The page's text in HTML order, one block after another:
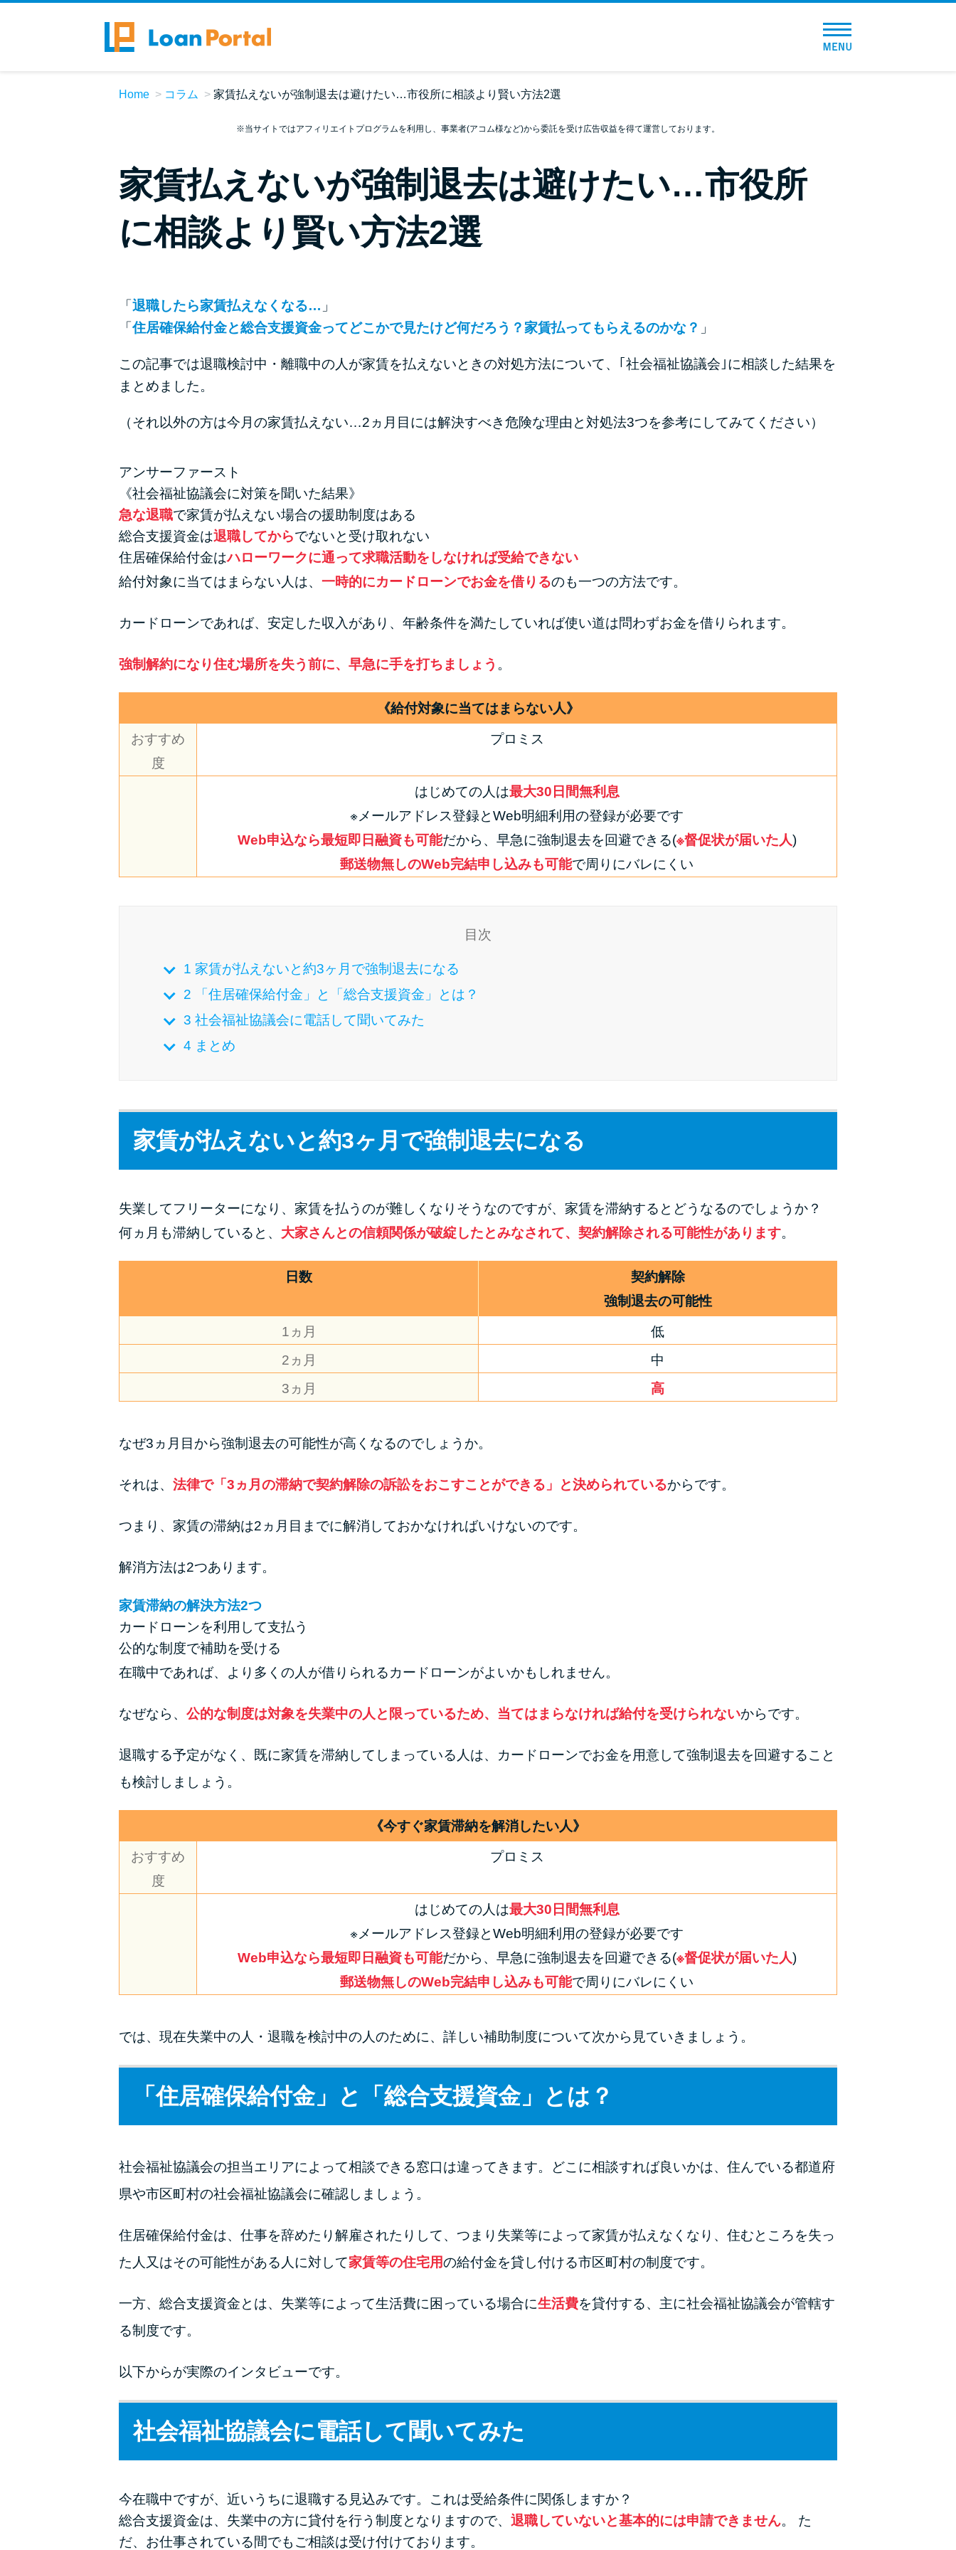
総合人気ランキング
とにかくすぐ借りたい方向け
バレずに借りたい方向け
カードローンQ&A
特集ページ
銀行カードローンを選ぶべき4つの理由
無利息期間を利用して利息0円でお金を借りる3
相談より賢い方法2選
街金とは？絶対審査通る？借金に悩む人へ街金
をおすすめしない理由
ブラックでもお金を借りるには？3つの判断基
準と工面法
アコムはブラックでも審査に通る？ 自分がブ
ラックか確かめる方法
アコムとレイクどっちがいいの？ カードロー
ンの選び方を徹底解説！
プロミスの返済方法を徹底解説！ もっとも便
利でお得な返済方法はどれ？
みずほ銀行カードローンの問い合わせ先とシー
Home コラム 家賃払えないが強制退去は避けたい…市役所に相談より賢い方法2選
※当サイトではアフィリエイトプログラムを利用し、事業者(アコム様など)から委託を受け広告収益を得て運営しております。
家賃払えないが強制退去は避けたい…市役所
に相談より賢い方法2選
「退職したら家賃払えなくなる… 」
「住居確保給付金と総合支援資金ってどこかで見たけど何だろう？家賃払ってもらえるのかな？ 」
この記事では退職検討中・離職中の人が家賃を払えないときの対処方法について、｢社会福祉協議会｣に相談した結果を
まとめました。
（それ以外の方は今月の家賃払えない…2ヵ月目には解決すべき危険な理由と対処法3つを参考にしてみてください）
アンサーファースト
《社会福祉協議会に対策を聞いた結果》
急な退職で家賃が払えない場合の援助制度はある
総合支援資金は退職してからでないと受け取れない
住居確保給付金はハローワークに通って求職活動をしなければ受給できない
給付対象に当てはまらない人は、 一時的にカードローンでお金を借りるのも一つの方法です。
カードローンであれば、安定した収入があり、年齢条件を満たしていれば使い道は問わずお金を借りられます。
強制解約になり住む場所を失う前に、早急に手を打ちましょう 。
《給付対象に当てはまらない人》
おすすめ
度
プロミス
はじめての人は最大30日間無利息
※メールアドレス登録とWeb明細利用の登録が必要です
Web申込なら最短即日融資も可能だから、早急に強制退去を回避できる(※督促状が届いた人)
郵送物無しのWeb完結申し込みも可能で周りにバレにくい
目次
1 家賃が払えないと約3ヶ月で強制退去になる
2 「住居確保給付金」と「総合支援資金」とは？
3 社会福祉協議会に電話して聞いてみた
4 まとめ
家賃が払えないと約3ヶ月で強制退去になる
失業してフリーターになり、家賃を払うのが難しくなりそうなのですが、家賃を滞納するとどうなるのでしょうか？
何ヵ月も滞納していると、 大家さんとの信頼関係が破綻したとみなされて、契約解除される可能性があります。
日数
契約解除
強制退去の可能性
1ヵ月
低
2ヵ月
中
3ヵ月
高
なぜ3ヵ月目から強制退去の可能性が高くなるのでしょうか。
それは、 法律で「3ヵ月の滞納で契約解除の訴訟をおこすことができる」と決められているからです。
つまり、家賃の滞納は2ヵ月目までに解消しておかなければいけないのです。
解消方法は2つあります。
家賃滞納の解決方法2つ
カードローンを利用して支払う
公的な制度で補助を受ける
在職中であれば、より多くの人が借りられるカードローンがよいかもしれません。
なぜなら、 公的な制度は対象を失業中の人と限っているため、当てはまらなければ給付を受けられないからです。
退職する予定がなく、既に家賃を滞納してしまっている人は、カードローンでお金を用意して強制退去を回避すること
も検討しましょう。
《今すぐ家賃滞納を解消したい人》
おすすめ
度
プロミス
はじめての人は最大30日間無利息
※メールアドレス登録とWeb明細利用の登録が必要です
Web申込なら最短即日融資も可能だから、早急に強制退去を回避できる(※督促状が届いた人)
郵送物無しのWeb完結申し込みも可能で周りにバレにくい
では、現在失業中の人・退職を検討中の人のために、詳しい補助制度について次から見ていきましょう。
「住居確保給付金」と「総合支援資金」とは？
社会福祉協議会の担当エリアによって相談できる窓口は違ってきます。どこに相談すれば良いかは、住んでいる都道府
県や市区町村の社会福祉協議会に確認しましょう。
住居確保給付金は、仕事を辞めたり解雇されたりして、つまり失業等によって家賃が払えなくなり、住むところを失っ
た人又はその可能性がある人に対して家賃等の住宅用の給付金を貸し付ける市区町村の制度です。
一方、総合支援資金とは、失業等によって生活費に困っている場合に生活費を貸付する、主に社会福祉協議会が管轄す
る制度です。
以下からが実際のインタビューです。
社会福祉協議会に電話して聞いてみた
今在職中ですが、近いうちに退職する見込みです。これは受給条件に関係しますか？
総合支援資金は、失業中の方に貸付を行う制度となりますので、 退職していないと基本的には申請できません。 た
だ、お仕事されている間でもご相談は受け付けております。